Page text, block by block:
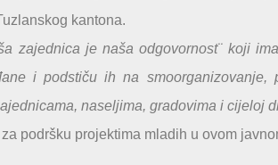
kantona.
zajednica je naša odgovornost¨ koji
i podstiču ih na smoorganizovanje,
naseljima, gradovima i cijeloj
podršku projektima mladih u ovom